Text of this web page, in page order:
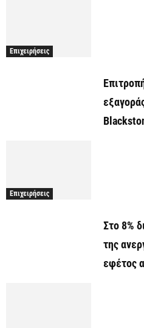
Επιχειρήσεις
Επιχειρήσεις
Στο 8%
της
εφέτος